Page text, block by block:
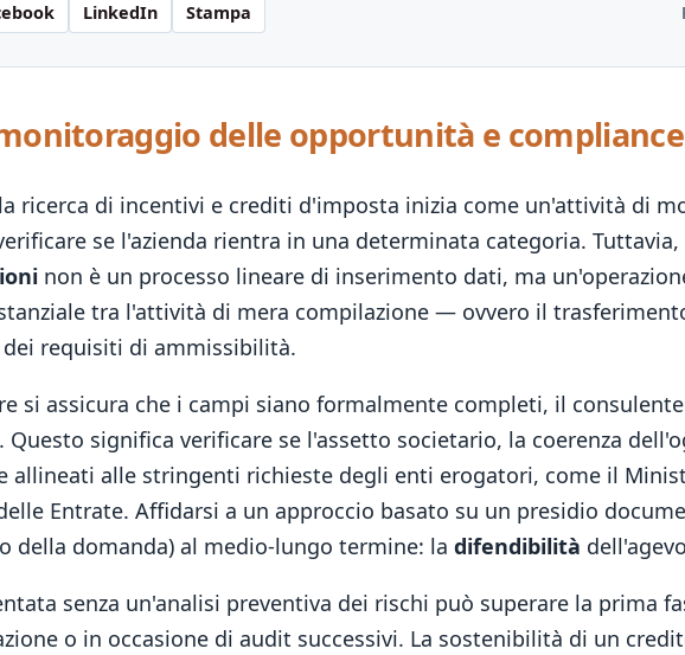
LinkedIn Stampa
delle opportunità e
ricerca di incentivi e crediti d'imposta inizia come un'attività di
se l'azienda rientra in una determinata categoria.
non è un processo lineare di inserimento dati, ma
tra l'attività di mera compilazione — ovvero il
requisiti di ammissibilità.
si assicura che i campi siano formalmente completi, il
Questo significa verificare se l'assetto societario, la coerenza
allineati alle stringenti richieste degli enti erogatori, come il
Entrate. Affidarsi a un approccio basato su un presidio
della domanda) al medio-lungo termine: la difendibilità
senza un'analisi preventiva dei rischi può superare la prima
o in occasione di audit successivi. La sostenibilità di un